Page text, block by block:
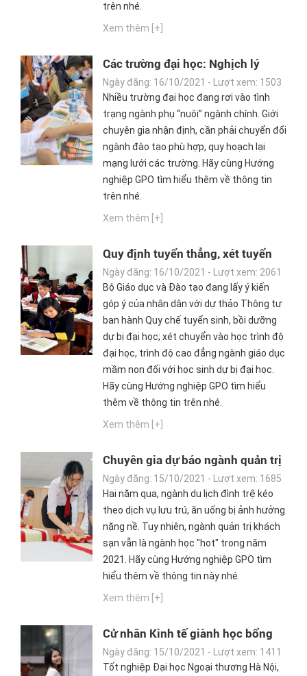
trên nhé.
Xem thêm [+]
Các trường đại học: Nghịch lý
ngành phụ "nuôi" ngành chính
Ngày đăng: 16/10/2021 - Lượt xem: 1503
Nhiều trường đại học đang rơi vào tình
trạng ngành phụ “nuôi” ngành chính. Giới
chuyên gia nhận định, cần phải chuyển đổi
ngành đào tạo phù hợp, quy hoạch lại
mạng lưới các trường. Hãy cùng Hướng
nghiệp GPO tìm hiểu thêm về thông tin
trên nhé.
Xem thêm [+]
Quy định tuyển thẳng, xét tuyển
học sinh dân tộc thiểu số vào dự
bị đại học
Ngày đăng: 16/10/2021 - Lượt xem: 2061
Bộ Giáo dục và Đào tạo đang lấy ý kiến
góp ý của nhân dân với dự thảo Thông tư
ban hành Quy chế tuyển sinh, bồi dưỡng
dự bị đại học; xét chuyển vào học trình độ
đại học, trình độ cao đẳng ngành giáo dục
mầm non đối với học sinh dự bị đại học.
Hãy cùng Hướng nghiệp GPO tìm hiểu
thêm về thông tin trên nhé.
Xem thêm [+]
Chuyên gia dự báo ngành quản trị
khách sạn sẽ bùng nổ sau đại dịch
Ngày đăng: 15/10/2021 - Lượt xem: 1685
Hai năm qua, ngành du lịch đình trệ kéo
theo dịch vụ lưu trú, ăn uống bị ảnh hưởng
nặng nề. Tuy nhiên, ngành quản trị khách
sạn vẫn là ngành học "hot" trong năm
2021. Hãy cùng Hướng nghiệp GPO tìm
hiểu thêm về thông tin này nhé.
Xem thêm [+]
Cử nhân Kinh tế giành học bổng
ngành STEM cho nữ giới
Ngày đăng: 15/10/2021 - Lượt xem: 1411
Tốt nghiệp Đại học Ngoại thương Hà Nội,